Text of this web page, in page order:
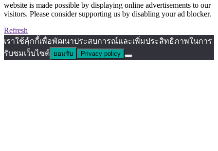
website is made possible by displaying online advertisements to our
visitors. Please consider supporting us by disabling your ad blocker.
Refresh
เราใช้คุ้กกี้เพื่อพัฒนาประสบการณ์และเพิ่มประสิทธิภาพในการ
รับชมเว็บไซต์ ยอมรับ Privacy policy